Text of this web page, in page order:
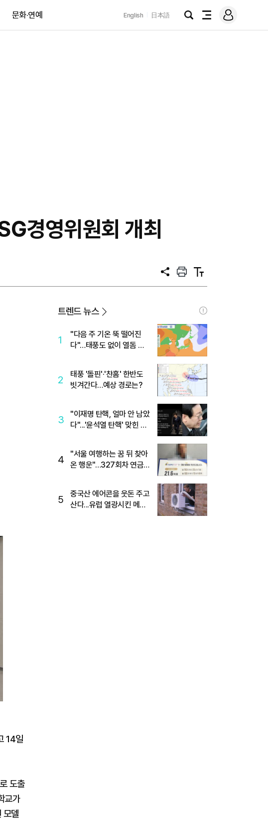
문화·연예 English 日本語
검
전
메
그
경영위원회 개최
공
프
트
텍
트
14일
도출
교가
모델
트렌드 뉴스
1
"다음 주 기온 뚝 떨어진
다"…태풍도 없이 열돔 박
2
태풍 '돌핀'·'찬홈' 한반도
빗겨간다…예상 경로는?
3
"이재명 탄핵, 얼마 안 남았
다"...'윤석열 탄핵' 맞힌 무
4
"서울 여행하는 꿈 뒤 찾아
온 행운"…327회차 연금
5
중국산 에어콘을 웃돈 주고
산다...유럽 열광시킨 메이